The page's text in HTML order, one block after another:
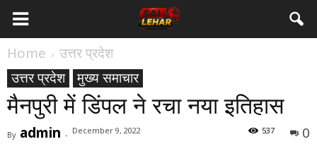
Home
उत्तर प्रदेश
उत्तर प्रदेश
मुख्य समाचार
मैनपुरी में डिंपल ने रचा नया इतिहास
By admin - December 9, 2022 0
537